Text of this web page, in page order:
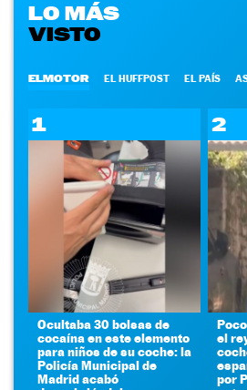
LO MÁS
VISTO
ELMOTOR EL HUFFPOST EL PAÍS
1
Ocultaba 30 bolsas de
cocaína en este elemento
para niños de su coche: la
Policía Municipal de
Madrid acabó
2
el
por